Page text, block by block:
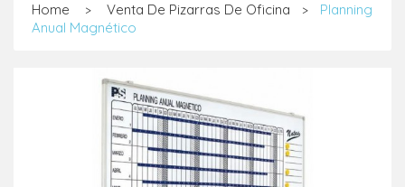
Home > Venta De Pizarras De Oficina >
Planning
Anual Magnético